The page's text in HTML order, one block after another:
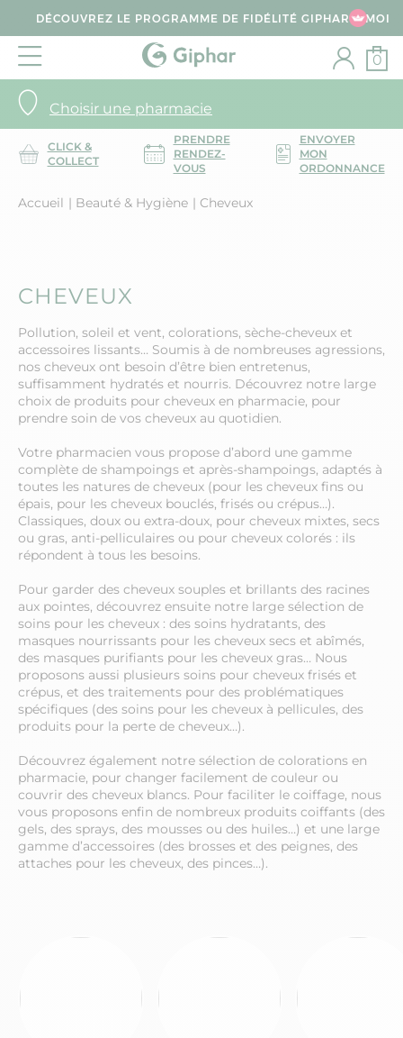
DÉCOUVREZ LE PROGRAMME DE FIDÉLITÉ GIPHAR & MOI
Choisir une pharmacie
0
CLICK &
COLLECT
PRENDRE
RENDEZ-
VOUS
ENVOYER
MON
ORDONNANCE
Accueil Beauté & Hygiène Cheveux
CHEVEUX
Pollution, soleil et vent, colorations, sèche-cheveux et
accessoires lissants… Soumis à de nombreuses agressions,
nos cheveux ont besoin d’être bien entretenus,
suffisamment hydratés et nourris. Découvrez notre large
choix de produits pour cheveux en pharmacie, pour
prendre soin de vos cheveux au quotidien.
Votre pharmacien vous propose d’abord une gamme
complète de shampoings et après-shampoings, adaptés à
toutes les natures de cheveux (pour les cheveux fins ou
épais, pour les cheveux bouclés, frisés ou crépus…).
Classiques, doux ou extra-doux, pour cheveux mixtes, secs
ou gras, anti-pelliculaires ou pour cheveux colorés : ils
répondent à tous les besoins.
Pour garder des cheveux souples et brillants des racines
aux pointes, découvrez ensuite notre large sélection de
soins pour les cheveux : des soins hydratants, des
masques nourrissants pour les cheveux secs et abîmés,
des masques purifiants pour les cheveux gras… Nous
proposons aussi plusieurs soins pour cheveux frisés et
crépus, et des traitements pour des problématiques
spécifiques (des soins pour les cheveux à pellicules, des
produits pour la perte de cheveux…).
Découvrez également notre sélection de colorations en
pharmacie, pour changer facilement de couleur ou
couvrir des cheveux blancs. Pour faciliter le coiffage, nous
vous proposons enfin de nombreux produits coiffants (des
gels, des sprays, des mousses ou des huiles…) et une large
gamme d’accessoires (des brosses et des peignes, des
attaches pour les cheveux, des pinces…).